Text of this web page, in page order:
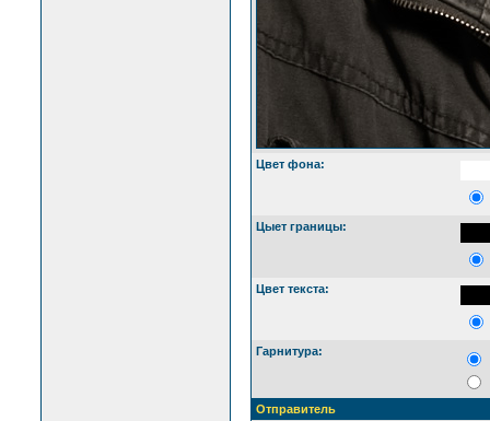
Цвет фона:
Цыет границы:
Цвет текста:
Гарнитура:
Отправитель